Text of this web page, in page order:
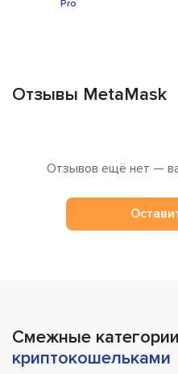
Отзывы MetaMask
Отзывов ещё нет —
Смежные
криптокошельками